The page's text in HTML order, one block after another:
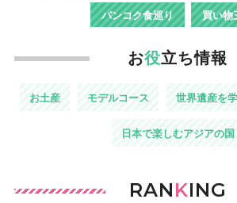
バンコク食巡り 買い物
お役立ち情報
お土産 モデルコース 世界遺産を
日本で楽しむアジアの国
RANKING